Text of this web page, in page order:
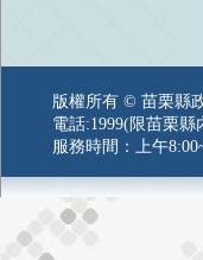
版權所有 © 苗栗縣
電話:1999(限苗栗縣
服務時間：上午